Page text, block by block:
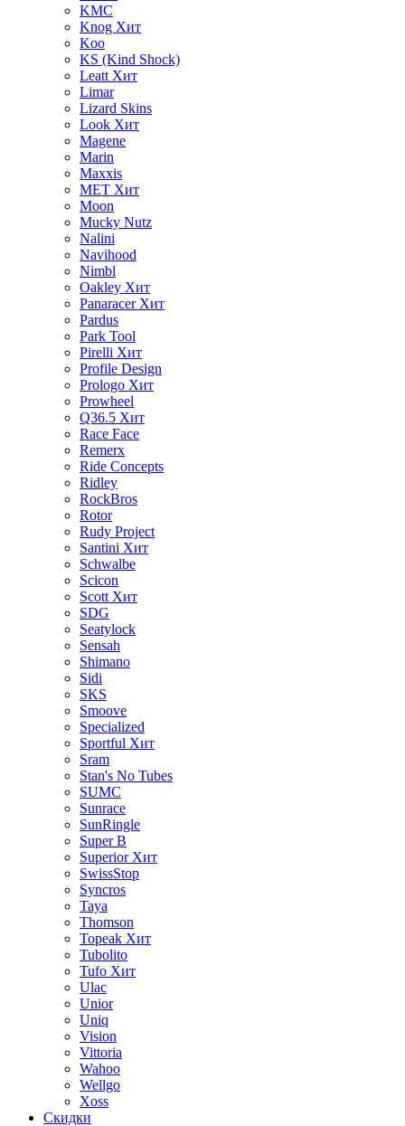
KMC
Knog Хит
Koo
KS (Kind Shock)
Leatt Хит
Limar
Lizard Skins
Look Хит
Magene
Marin
Maxxis
MET Хит
Moon
Mucky Nutz
Nalini
Navihood
Nimbl
Oakley Хит
Panaracer Хит
Pardus
Park Tool
Pirelli Хит
Profile Design
Prologo Хит
Prowheel
Q36.5 Хит
Race Face
Remerx
Ride Concepts
Ridley
RockBros
Rotor
Rudy Project
Santini Хит
Schwalbe
Scicon
Scott Хит
SDG
Seatylock
Sensah
Shimano
Sidi
SKS
Smoove
Specialized
Sportful Хит
Sram
Stan's No Tubes
SUMC
Sunrace
SunRingle
Super B
Superior Хит
SwissStop
Syncros
Taya
Thomson
Topeak Хит
Tubolito
Tufo Хит
Ulac
Unior
Uniq
Vision
Vittoria
Wahoo
Wellgo
Xoss
Скидки